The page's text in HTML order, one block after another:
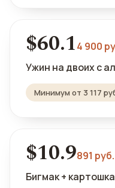
$60.14 900
Ужин на двоих с
Минимум от 3 117
$10.9891 руб.
Бигмак +